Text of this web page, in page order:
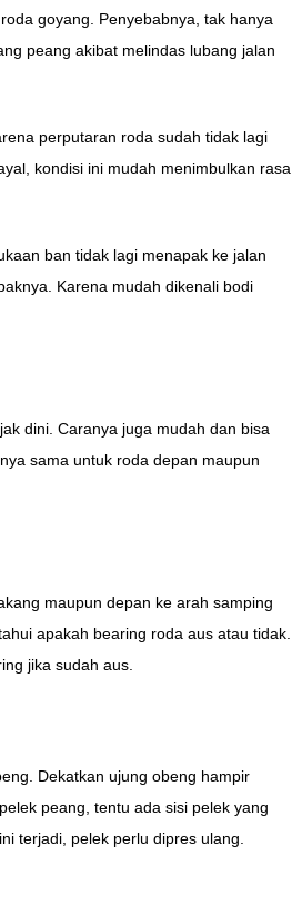
goyang. Penyebabnya, tak hanya
peang akibat melindas lubang jalan
perputaran roda sudah tidak lagi
kondisi ini mudah menimbulkan rasa
ban tidak lagi menapak ke jalan
Karena mudah dikenali bodi
dini. Caranya juga mudah dan bisa
sama untuk roda depan maupun
maupun depan ke arah samping
apakah bearing roda aus atau tidak.
jika sudah aus.
Dekatkan ujung obeng hampir
peang, tentu ada sisi pelek yang
terjadi, pelek perlu dipres ulang.